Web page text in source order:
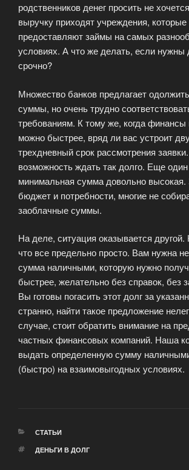
родственников денег просить не
выручку приходят учреждения, которые
предоставляют займы на самых
условиях. А что же делать, если нужны
срочно?
Множество банков предлагает
суммы, но очень трудно
требованиям. К тому же, когда
можно быстрее, вряд ли вас устроит
трехдневный срок рассмотрения
возможность ждать так долго. Еще
минимальная сумма довольно высокая.
бюджет и потребности, многие не
заоблачные суммы.
На деле, ситуация оказывается
что все предельно просто. Вам нужна
сумма наличными, которую нужно
быстрее, желательно без справок, без
Вы готовы погасить этот долг за
странно, найти такое предложение
случае, стоит обратить внимание на
частных финансовых компаний. Наша
выдать определенную сумму
(быстро) на взаимовыгодных условиях.
РУБРИКИ
СТАТЬИ
МЕТКИ
ДЕНЬГИ В ДОЛГ